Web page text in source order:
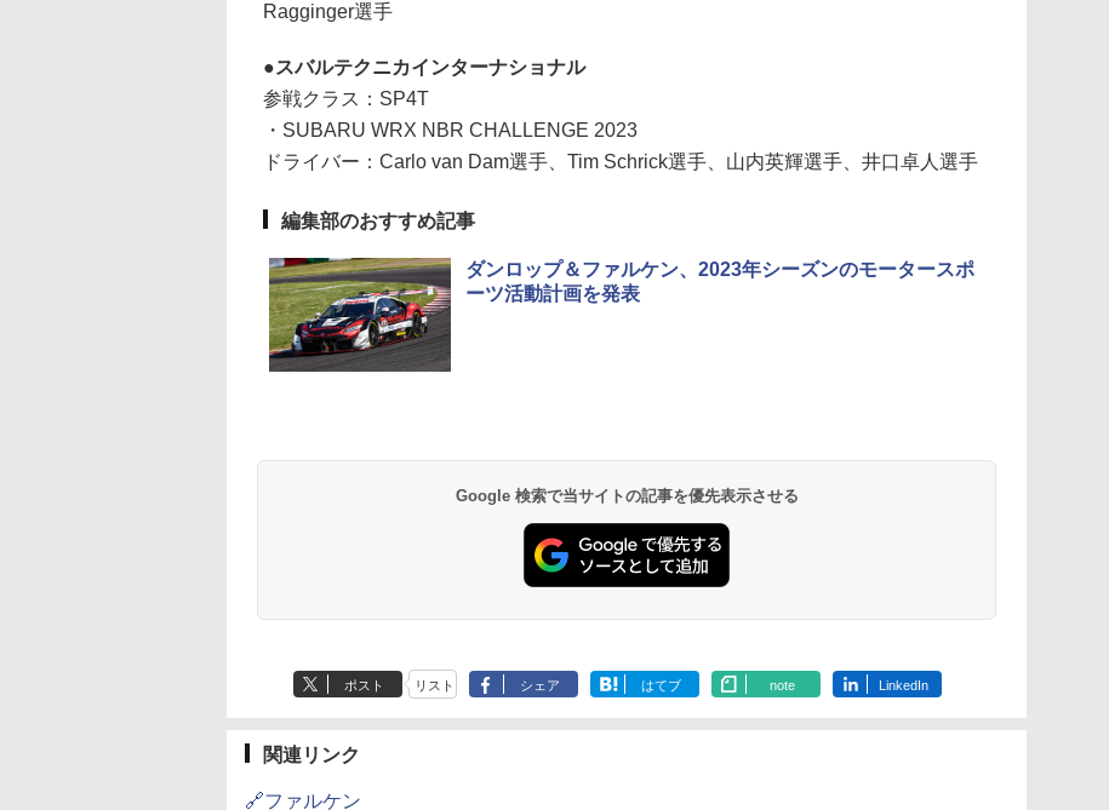
Ragginger選手
スバルテクニカインターナショナル
参戦クラス：SP4T
・SUBARU WRX NBR CHALLENGE 2023
ドライバー：Carlo van Dam選手、Tim Schrick選手、山内英輝選手、井口卓人選手
編集部のおすすめ記事
ダンロップ＆ファルケン、2023年シーズンのモータースポ
ーツ活動計画を発表
Google 検索で当サイトの記事を優先表示させる
ポスト リスト シェア はてブ note LinkedIn
関連リンク
🔗ファルケン